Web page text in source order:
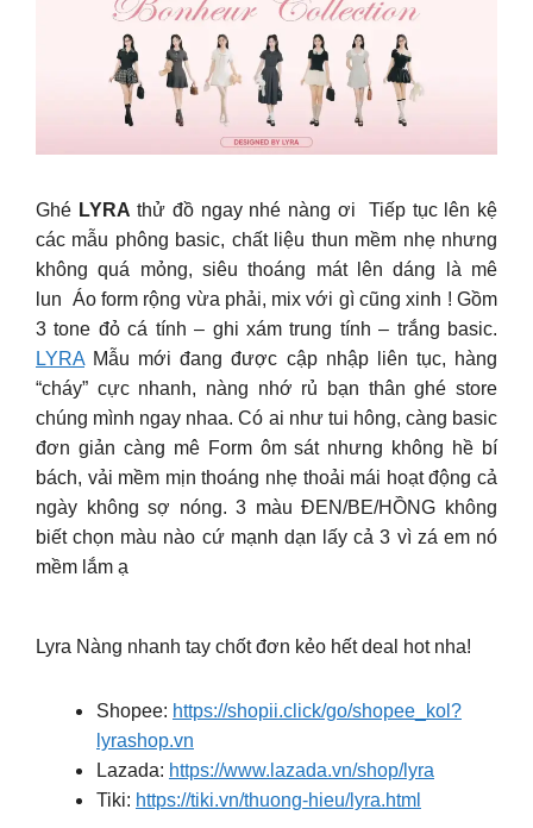
Ghé LYRA thử đồ ngay nhé nàng ơi Tiếp tục lên kệ
các mẫu phông basic, chất liệu thun mềm nhẹ nhưng
không quá mỏng, siêu thoáng mát lên dáng là mê
lun Áo form rộng vừa phải, mix với gì cũng xinh ! Gồm
3 tone đỏ cá tính – ghi xám trung tính – trắng basic.
LYRA Mẫu mới đang được cập nhập liên tục, hàng
“cháy” cực nhanh, nàng nhớ rủ bạn thân ghé store
chúng mình ngay nhaa. Có ai như tui hông, càng basic
đơn giản càng mê Form ôm sát nhưng không hề bí
bách, vải mềm mịn thoáng nhẹ thoải mái hoạt động cả
ngày không sợ nóng. 3 màu ĐEN/BE/HỒNG không
biết chọn màu nào cứ mạnh dạn lấy cả 3 vì zá em nó
mềm lắm ạ
Lyra Nàng nhanh tay chốt đơn kẻo hết deal hot nha!
Shopee: https://shopii.click/go/shopee_kol?
lyrashop.vn
Lazada: https://www.lazada.vn/shop/lyra
Tiki: https://tiki.vn/thuong-hieu/lyra.html